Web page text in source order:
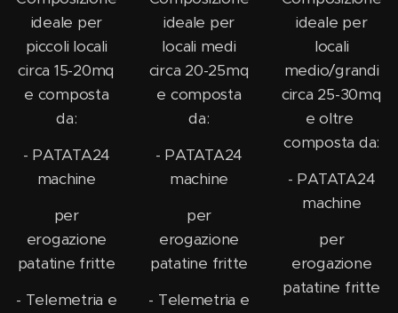
ideale per
piccoli locali
circa 15-20mq
e composta
da:
- PATATA24
machine
per
erogazione
patatine fritte
- Telemetria e
ideale per
locali medi
circa 20-25mq
e composta
da:
- PATATA24
machine
per
erogazione
patatine fritte
- Telemetria e
ideale per
locali
medio/grandi
circa 25-30mq
e oltre
composta da:
- PATATA24
machine
per
erogazione
patatine fritte